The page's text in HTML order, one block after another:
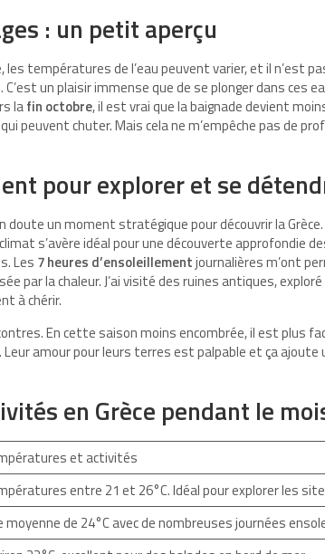
: un petit aperçu
les températures de l’eau peuvent varier, et il n’est
un plaisir immense que de se plonger dans ces
lafin octobre, il est vrai que la baignade devient
peuvent chuter. Mais cela ne m’empêche pas de
pour explorer et se
doute un moment stratégique pour découvrir la
s’avère idéal pour une découverte approfondie
Les 7 heures d’ensoleillementjournalières m’ont
par la chaleur. J’ai visité des ruines antiques,
à chérir.
En cette saison moins encombrée, il est plus
Leur amour pour leurs terres est palpable et ça
en Grèce pendant le
et activités
entre 21 et 26°C. Idéal pour explorer les
moyenne de 24°C avec de nombreuses journées